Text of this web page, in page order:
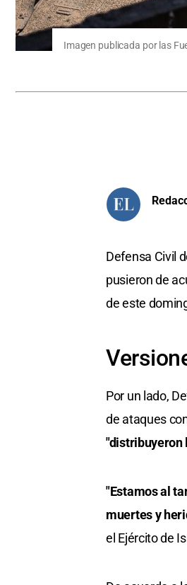
Imagen publicada por las
Defensa Civil
pusieron de
de este
Por un lado,
de ataques
"distribuyeron
"Estamos al
muertes y
el Ejército de